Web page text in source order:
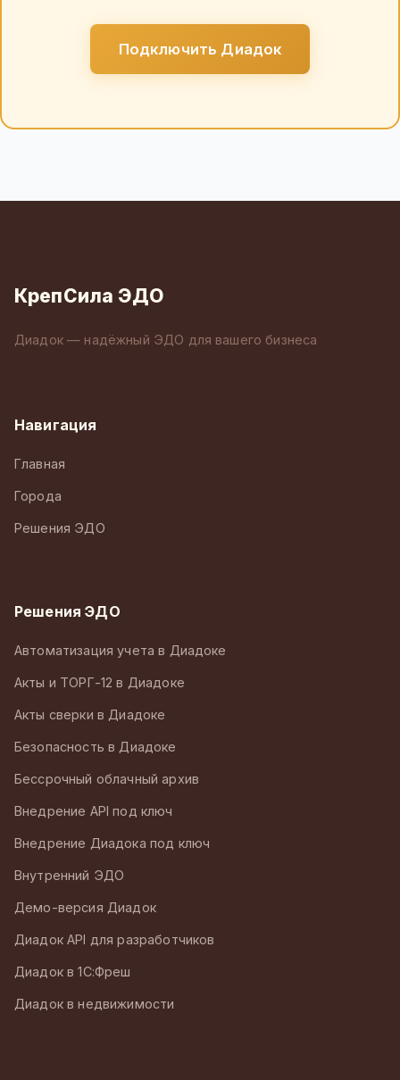
Подключить Диадок
КрепСила ЭДО
Диадок — надёжный ЭДО для вашего бизнеса
Навигация
Главная
Города
Решения ЭДО
Решения ЭДО
Автоматизация учета в Диадоке
Акты и ТОРГ-12 в Диадоке
Акты сверки в Диадоке
Безопасность в Диадоке
Бессрочный облачный архив
Внедрение API под ключ
Внедрение Диадока под ключ
Внутренний ЭДО
Демо-версия Диадок
Диадок API для разработчиков
Диадок в 1С:Фреш
Диадок в недвижимости